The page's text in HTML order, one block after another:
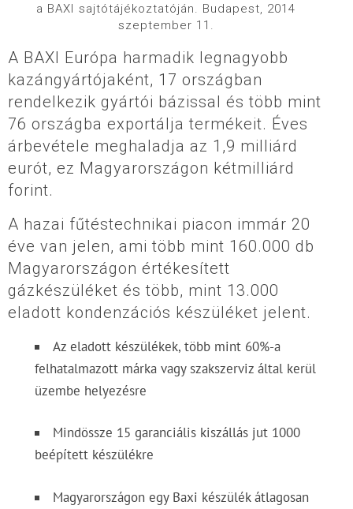
a BAXI sajtótájékoztatóján. Budapest, 2014
szeptember 11.
A BAXI Európa harmadik legnagyobb
kazángyártójaként, 17 országban
rendelkezik gyártói bázissal és több mint
76 országba exportálja termékeit. Éves
árbevétele meghaladja az 1,9 milliárd
eurót, ez Magyarországon kétmilliárd
forint.
A hazai fűtéstechnikai piacon immár 20
éve van jelen, ami több mint 160.000 db
Magyarországon értékesített
gázkészüléket és több, mint 13.000
eladott kondenzációs készüléket jelent.
Az eladott készülékek, több mint 60%-a
felhatalmazott márka vagy szakszerviz által kerül
üzembe helyezésre
Mindössze 15 garanciális kiszállás jut 1000
beépített készülékre
Magyarországon egy Baxi készülék átlagosan